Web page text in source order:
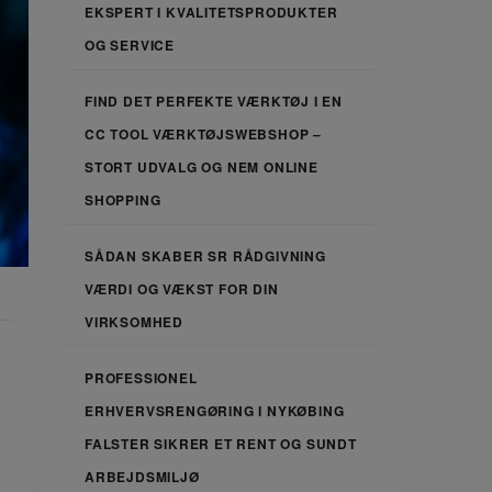
EKSPERT I KVALITETSPRODUKTER
OG SERVICE
FIND DET PERFEKTE VÆRKTØJ I EN
CC TOOL VÆRKTØJSWEBSHOP –
STORT UDVALG OG NEM ONLINE
SHOPPING
SÅDAN SKABER SR RÅDGIVNING
VÆRDI OG VÆKST FOR DIN
VIRKSOMHED
PROFESSIONEL
ERHVERVSRENGØRING I NYKØBING
FALSTER SIKRER ET RENT OG SUNDT
ARBEJDSMILJØ